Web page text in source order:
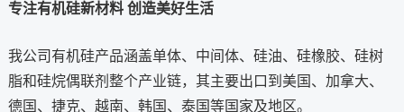
专注有机硅新材料 创造美好生活
我公司有机硅产品涵盖单体、中间体、硅油、硅橡胶、硅树
脂和硅烷偶联剂整个产业链，其主要出口到美国、加拿大、
德国、捷克、越南、韩国、泰国等国家及地区。